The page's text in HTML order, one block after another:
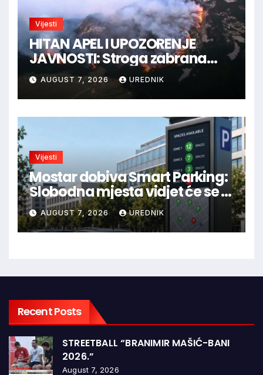
Vijesti
HITAN APEL I UPOZORENJE
JAVNOSTI: Stroga zabrana
loženja vatre u Parku prirode
Blidinje!
AUGUST 7, 2026 UREDNIK
Vijesti
Mostar dobiva Smart Parking:
Slobodna mjesta vidjet će se u
aplikaciji
AUGUST 7, 2026 UREDNIK
Recent Posts
STREETBALL “BRANIMIR MAŠIĆ-BANI
2026.”
August 7, 2026